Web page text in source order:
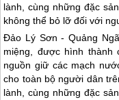
lành, cùng những đặc
không thể bỏ lỡ đối với
Đảo Lý Sơn - Quảng
miệng, được hình thành
nguồn giữ các mạch
cho toàn bộ người dân
lành, cùng những đặc